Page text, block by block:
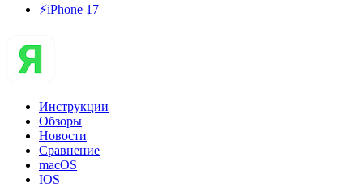
⚡️iPhone 17
Инструкции
Обзоры
Новости
Сравнение
macOS
IOS